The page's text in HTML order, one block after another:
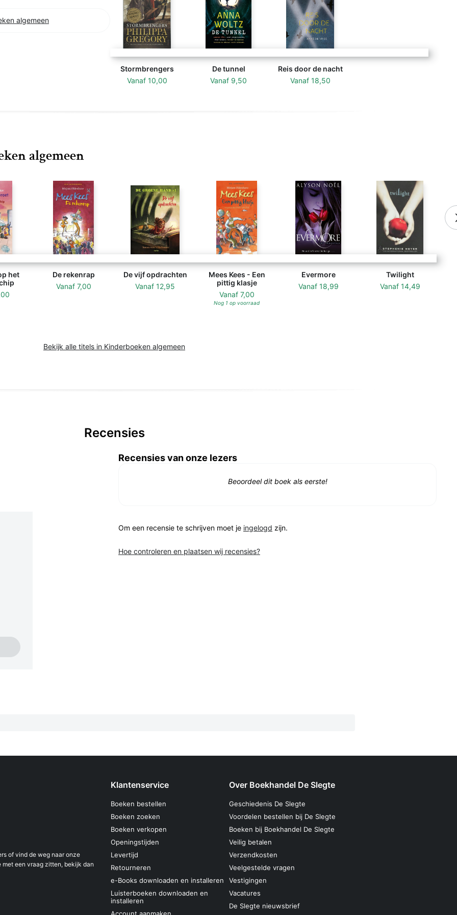
Stormbrengers
Vanaf 10,00
De tunnel
Vanaf 9,50
Reis door de nacht
Vanaf 18,50
algemeen
algemeen
het
De rekenrap
Vanaf 7,00
De vijf opdrachten
Vanaf 12,95
Mees Kees - Een
pittig klasje
Vanaf 7,00
Nog 1 op voorraad
Evermore
Vanaf 18,99
Twilight
Vanaf 14,49
Bekijk alle titels in Kinderboeken algemeen
Recensies
Recensies van onze lezers
Beoordeel dit boek als eerste!
Om een recensie te schrijven moet je ingelogd zijn.
Hoe controleren en plaatsen wij recensies?
of vind de weg naar onze
een vraag zitten, bekijk dan
Klantenservice
Boeken bestellen
Boeken zoeken
Boeken verkopen
Openingstijden
Levertijd
Retourneren
e-Books downloaden en installeren
Luisterboeken downloaden en
installeren
Over Boekhandel De Slegte
Geschiedenis De Slegte
Voordelen bestellen bij De Slegte
Boeken bij Boekhandel De Slegte
Veilig betalen
Verzendkosten
Veelgestelde vragen
Vestigingen
Vacatures
De Slegte nieuwsbrief